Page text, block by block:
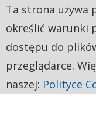
Ta strona używa
określić warunki
dostępu do
przeglądarce.
naszej: Polityce